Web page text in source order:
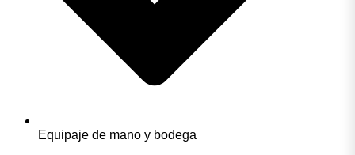
Equipaje de mano y bodega